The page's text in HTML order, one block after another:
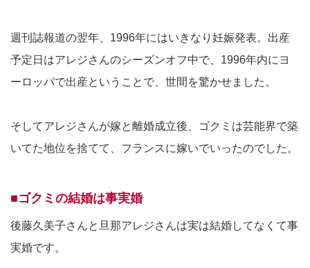
週刊誌報道の翌年、1996年にはいきなり妊娠発表。出産
予定日はアレジさんのシーズンオフ中で、1996年内にヨ
ーロッパで出産ということで、世間を驚かせました。
そしてアレジさんが嫁と離婚成立後、ゴクミは芸能界で築
いてた地位を捨てて、フランスに嫁いでいったのでした。
■ゴクミの結婚は事実婚
後藤久美子さんと旦那アレジさんは実は結婚してなくて事
実婚です。